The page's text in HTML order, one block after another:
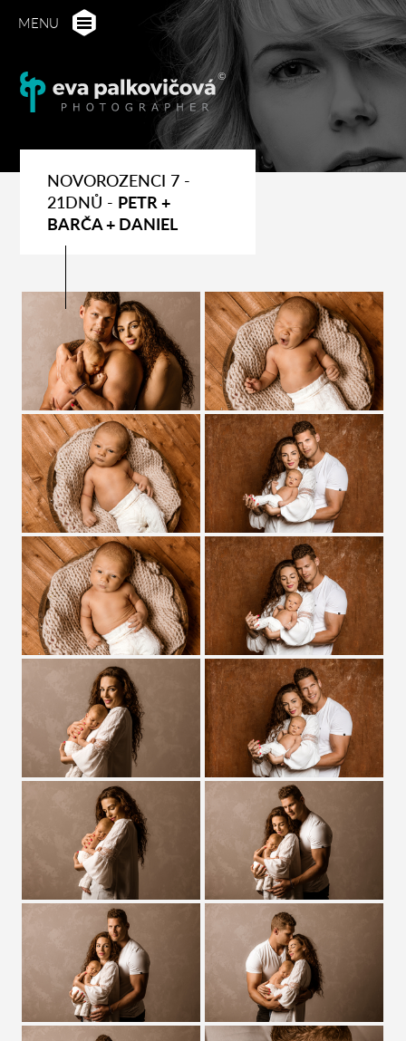
MENU
NOVOROZENCI 7 -
21DNŮ - PETR +
BARČA + DANIEL
Zobrazit detail Zobrazit detail
Zobrazit detail Zobrazit detail
Zobrazit detail Zobrazit detail
Zobrazit detail Zobrazit detail
Zobrazit detail Zobrazit detail